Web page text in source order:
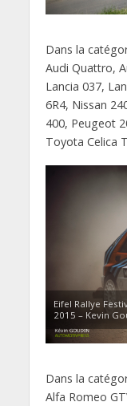
Dans la
Audi Quattro,
Lancia 037,
6R4, Nissan
400, Peugeot
Toyota Celica
Eifel Rallye
2015 – Kevin
Dans la
Alfa Romeo